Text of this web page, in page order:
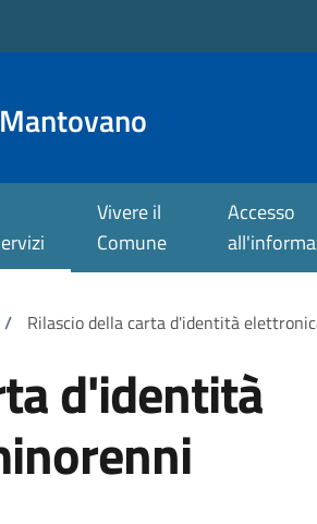
Vivere il
Comune
Accesso
/ Rilascio della carta d'identità
d'identità